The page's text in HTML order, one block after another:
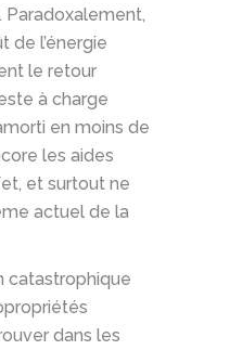
Paradoxalement,
de l’énergie
le retour
à charge
en moins de
les aides
et surtout ne
actuel de la
catastrophique
dans les